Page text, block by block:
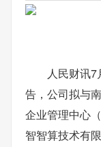
人民财讯
告，公司拟与
企业管理中心
智智算技术有